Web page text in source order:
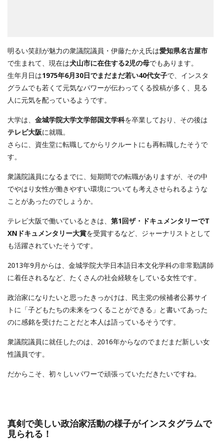
明るい笑顔が魅力の衆議院議員・伊藤たかえ氏は愛知県名古屋市
で生まれて、現在は犬山市に在住する2児の母でもあります。
生年月日は1975年6月30日でまだまだ若い40代女子で、インスタ
グラムでも若くて元気なパワーが伝わってくる投稿が多く、見る
人に元気を配っているようです。
大学は、 金城学院大学文学部国文学科を卒業しており、その後は
テレビ大阪に就職。
さらに、資生堂に転職してからリクルートにも再転職したそうで
す。
衆議院議員になるまでに、短期間での転職がありますが、その中
でやはり女性が働きやすい環境についても考えさせられるような
ことがあったのでしょうか。
テレビ大阪で働いているときは、 第1回ザ・ドキュメンタリーでT
XNドキュメンタリー大賞を受賞するなど、ジャーナリストとして
も活躍されていたそうです。
2013年9月からは、金城学院大学日本語日本文化学科の非常勤講師
に着任されるなど、たくさんの社会経験をしている女性です。
政治家になりたいと思ったきっかけは、民主党の候補者公募サイ
トに「子どもたちの未来をつくることができる」と書いてあった
のに感銘を受けたことだと本人は語っているそうです。
衆議院議員に就任したのは、2016年からなのでまだまだ新しい女
性議員です。
だからこそ、初々しいパワーで頑張っていただきたいですね。
真剣で美しい政治家活動の様子がインスタグラムで
見られる！